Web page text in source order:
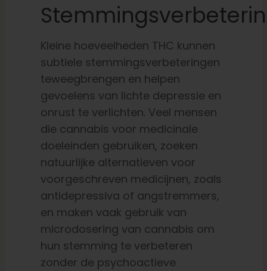
Kleine hoeveelheden THC kunnen
subtiele stemmingsverbeteringen
teweegbrengen en helpen
gevoelens van lichte depressie en
onrust te verlichten. Veel mensen
die cannabis voor medicinale
doeleinden gebruiken, zoeken
natuurlijke alternatieven voor
voorgeschreven medicijnen, zoals
antidepressiva of angstremmers,
en maken vaak gebruik van
microdosering van cannabis om
hun stemming te verbeteren
zonder de psychoactieve